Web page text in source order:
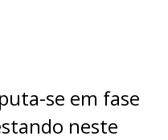
se em fase
neste